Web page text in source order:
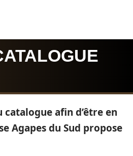
afin d’être en
Agapes du Sud propose